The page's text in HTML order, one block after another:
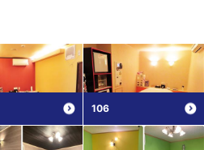
106